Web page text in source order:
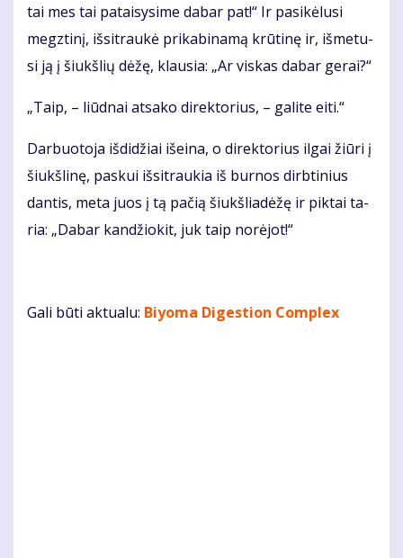
tai mes tai pa­tai­sy­si­me da­bar pat!“ Ir pa­si­kė­lu­si
megz­ti­nį, iš­si­trau­kė pri­ka­bi­na­mą krū­ti­nę ir, iš­me­tu­
si ją į šiukš­lių dė­žę, klau­sia: „Ar vis­kas da­bar ge­rai?“
„Taip, – liūd­nai at­sa­ko di­rek­to­rius, – ga­li­te ei­ti.“
Dar­buo­to­ja iš­di­džiai iš­ei­na, o di­rek­to­rius il­gai žiū­ri į
šiukš­li­nę, pas­kui iš­si­trau­kia iš bur­nos dirb­ti­nius
dan­tis, me­ta juos į tą pa­čią šiukš­lia­dė­žę ir pik­tai ta­
ria: „Da­bar kan­džio­kit, juk taip no­rė­jot!“
Gali būti aktualu: Biyoma Digestion Complex